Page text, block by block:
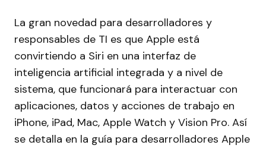
La gran novedad para desarrolladores y
responsables de TI es que Apple está
convirtiendo a Siri en una interfaz de
inteligencia artificial integrada y a nivel de
sistema, que funcionará para interactuar con
aplicaciones, datos y acciones de trabajo en
iPhone, iPad, Mac, Apple Watch y Vision Pro. Así
se detalla en la guía para desarrolladores Apple